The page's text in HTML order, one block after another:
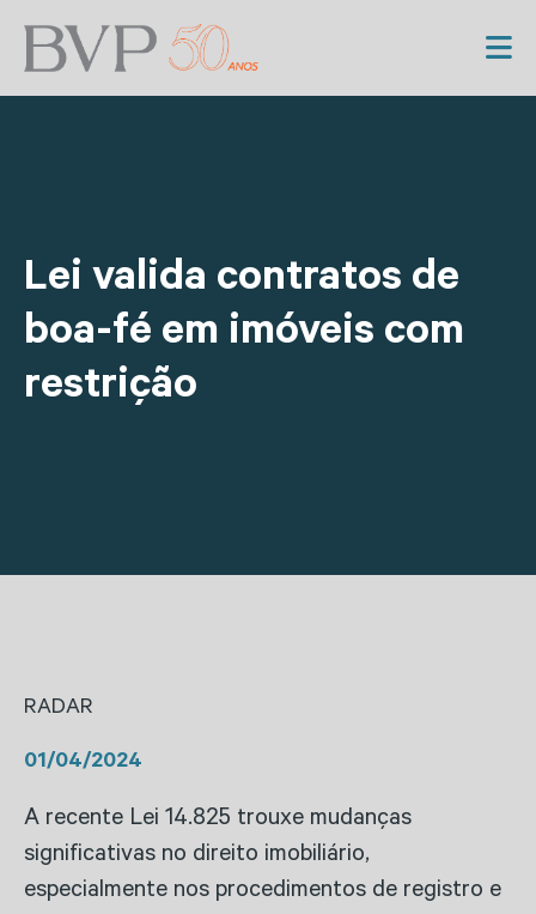
Lei valida contratos de
boa-fé em imóveis com
restrição
RADAR
01/04/2024
A recente Lei 14.825 trouxe mudanças
significativas no direito imobiliário,
especialmente nos procedimentos de registro e